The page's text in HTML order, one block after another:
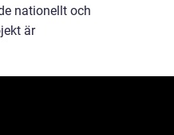
nationellt och
är